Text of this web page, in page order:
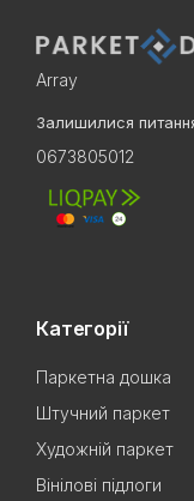
Array
Залишилися
0673805012
Категорії
Паркетна дошка
Штучний паркет
Художній паркет
Вінілові підлоги